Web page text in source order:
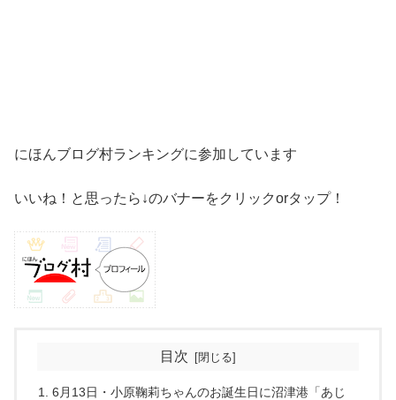
にほんブログ村ランキングに参加しています
いいね！と思ったら↓のバナーをクリックorタップ！
目次
6月13日・小原鞠莉ちゃんのお誕生日に沼津港「あじ